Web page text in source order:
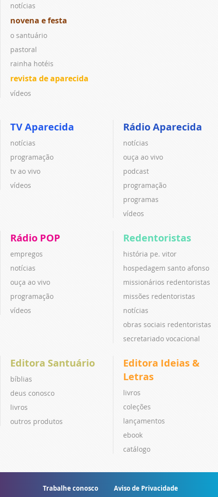
notícias
novena e festa
o santuário
pastoral
rainha hotéis
revista de aparecida
vídeos
TV Aparecida
notícias
programação
tv ao vivo
vídeos
Rádio Aparecida
notícias
ouça ao vivo
podcast
programação
programas
vídeos
Rádio POP
empregos
notícias
ouça ao vivo
programação
vídeos
Redentoristas
história pe. vitor
hospedagem santo afonso
missionários redentoristas
missões redentoristas
notícias
obras sociais redentoristas
secretariado vocacional
Editora Santuário
bíblias
deus conosco
livros
outros produtos
Editora Ideias &
Letras
livros
coleções
lançamentos
ebook
catálogo
Trabalhe conosco Aviso de Privacidade